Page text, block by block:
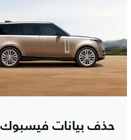
حذف بيانات فيسبوك